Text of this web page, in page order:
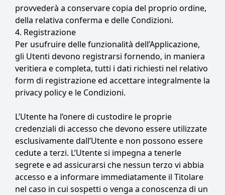
provvederà a conservare copia del proprio ordine,
della relativa conferma e delle Condizioni.
4. Registrazione
Per usufruire delle funzionalità dell’Applicazione,
gli Utenti devono registrarsi fornendo, in maniera
veritiera e completa, tutti i dati richiesti nel relativo
form di registrazione ed accettare integralmente la
privacy policye le Condizioni.
L’Utente ha l’onere di custodire le proprie
credenziali di accesso che devono essere utilizzate
esclusivamente dall’Utente e non possono essere
cedute a terzi. L’Utente si impegna a tenerle
segrete e ad assicurarsi che nessun terzo vi abbia
accesso e a informare immediatamente il Titolare
nel caso in cui sospetti o venga a conoscenza di un